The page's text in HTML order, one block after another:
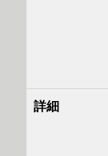
詳細